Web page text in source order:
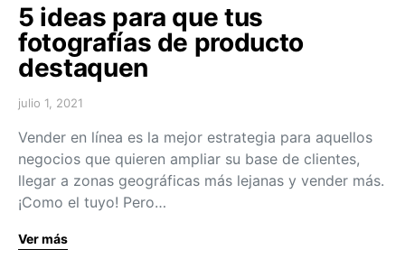
5 ideas para que tus
fotografías de producto
destaquen
julio 1, 2021
Vender en línea es la mejor estrategia para aquellos
negocios que quieren ampliar su base de clientes,
llegar a zonas geográficas más lejanas y vender más.
¡Como el tuyo! Pero…
Ver más